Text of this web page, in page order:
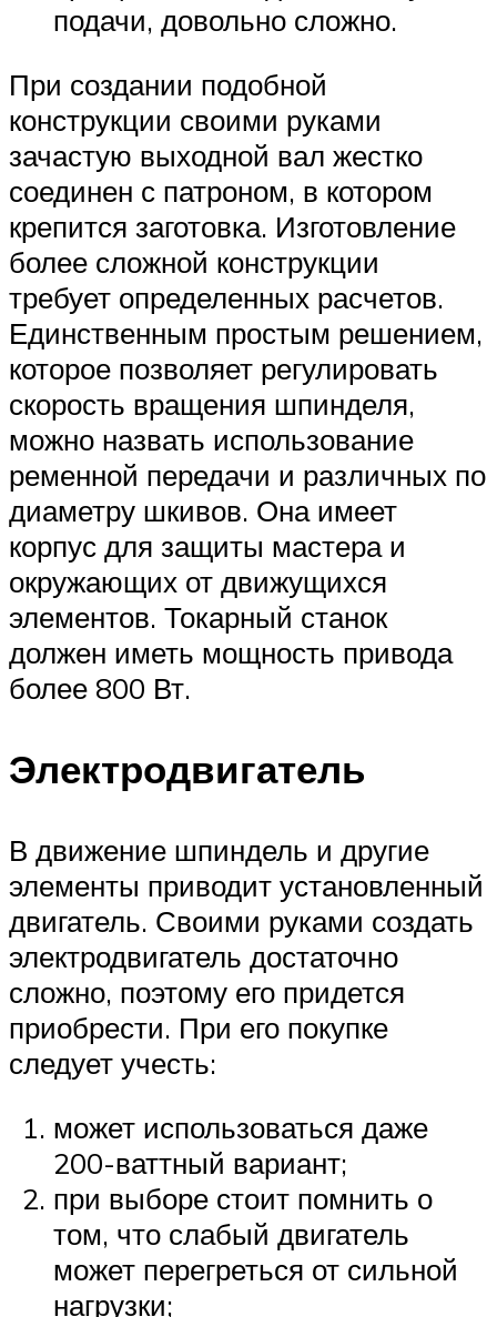
подачи, довольно сложно.
При создании подобной
конструкции своими руками
зачастую выходной вал жестко
соединен с патроном, в котором
крепится заготовка. Изготовление
более сложной конструкции
требует определенных расчетов.
Единственным простым решением,
которое позволяет регулировать
скорость вращения шпинделя,
можно назвать использование
ременной передачи и различных по
диаметру шкивов. Она имеет
корпус для защиты мастера и
окружающих от движущихся
элементов. Токарный станок
должен иметь мощность привода
более 800 Вт.
Электродвигатель
В движение шпиндель и другие
элементы приводит установленный
двигатель. Своими руками создать
электродвигатель достаточно
сложно, поэтому его придется
приобрести. При его покупке
следует учесть:
может использоваться даже
200-ваттный вариант;
при выборе стоит помнить о
том, что слабый двигатель
может перегреться от сильной
нагрузки;